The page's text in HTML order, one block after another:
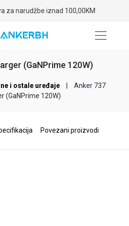
2-5 godina
(GaNPrime 120W)
i ostale uređaje
Anker 737
(GaNPrime 120W)
Povezani proizvodi